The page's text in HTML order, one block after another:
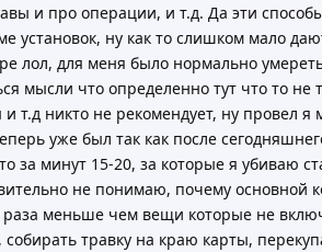
и про операции, и т.д. Да эти
установок, ну как то слишком мало
лол, для меня было нормально
мысли что определенно тут что то не
т.д никто не рекомендует, ну провел я
уже был так как после
за минут 15-20, за которые я убиваю
не понимаю, почему основной
меньше чем вещи которые не
травку на краю карты,